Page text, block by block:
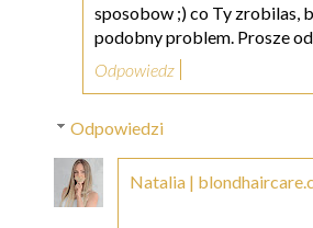
sposobow ;) co Ty zrobilas,
podobny problem. Prosze
Odpowiedz
Odpowiedzi
Natalia |